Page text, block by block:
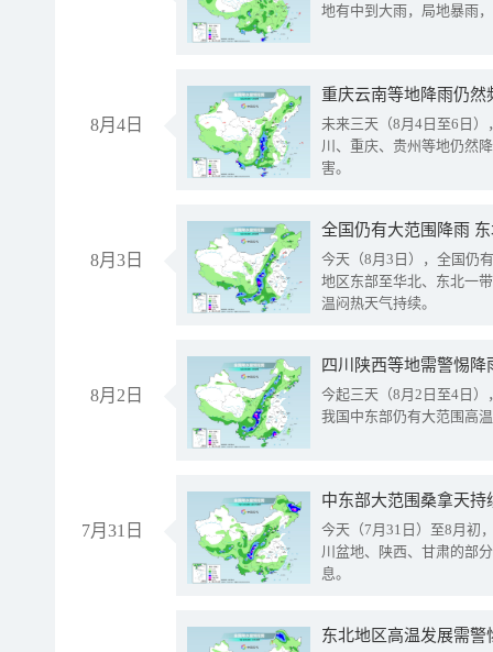
地有中到大雨，局地暴雨
8月4日
重庆云南等地降雨仍然
未来三天（8月4日至6日
川、重庆、贵州等地仍然
害。
8月3日
全国仍有大范围降雨
今天（8月3日），全国仍
地区东部至华北、东北一
温闷热天气持续。
8月2日
今起三天（8月2日至4日
我国中东部仍有大范围高
7月31日
中东部大范围桑拿天
今天（7月31日）至8月初
川盆地、陕西、甘肃的部
息。
东北地区高温发展需